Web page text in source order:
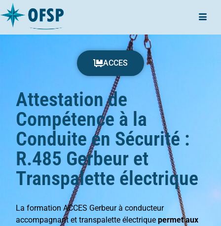
ACCES
Attestation de
Compétence à la
Conduite en Sécurité :
R.485 Gerbeur et
Transpalette électrique
La formation ACCES Gerbeur à conducteur
accompagnant et transpalette électriquepermet aux